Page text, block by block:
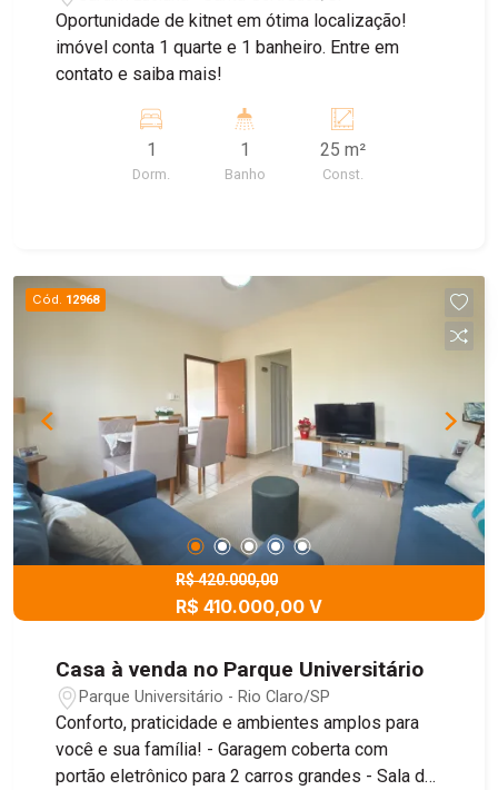
Oportunidade de kitnet em ótima localização!
imóvel conta 1 quarte e 1 banheiro. Entre em
contato e saiba mais!
1
Dorm.
1
Banho
25 m²
Const.
Cód. 12968
R$ 420.000,00
R$ 410.000,00 V
Casa à venda no Parque Universitário
Parque Universitário - Rio Claro/SP
Conforto, praticidade e ambientes amplos para
você e sua família! - Garagem coberta com
portão eletrônico para 2 carros grandes - Sala de